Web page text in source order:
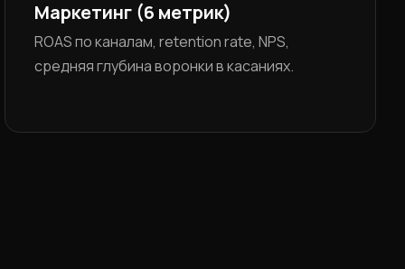
Маркетинг (6 метрик)
ROAS по каналам, retention rate, NPS,
средняя глубина воронки в касаниях.